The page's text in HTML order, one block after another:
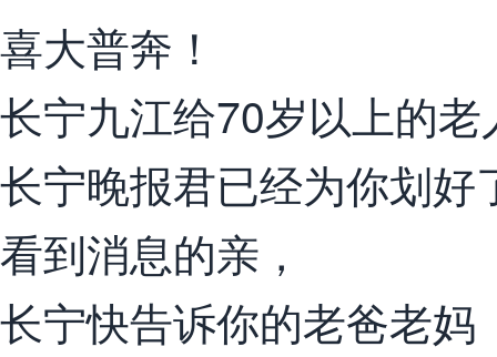
喜大普奔！
长宁九江给70岁以上的老
长宁晚报君已经为你划好
看到消息的亲，
长宁快告诉你的老爸老妈